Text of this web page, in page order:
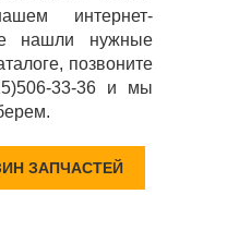
интернет-
нашли нужные
позвоните
33-36 и мы
ЗАПЧАСТЕЙ